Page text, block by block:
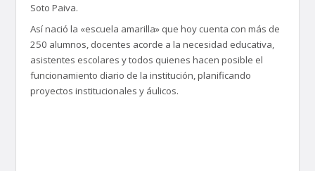
Soto Paiva.
Así nació la «escuela amarilla» que hoy cuenta con más de
250 alumnos, docentes acorde a la necesidad educativa,
asistentes escolares y todos quienes hacen posible el
funcionamiento diario de la institución, planificando
proyectos institucionales y áulicos.